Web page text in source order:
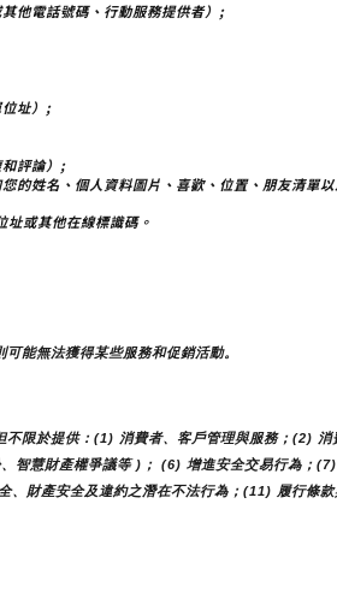
他電話號碼、行動服務提供者）;
位址）;
和評論）;
的姓名、個人資料圖片、喜歡、位置、朋友清
或其他在線標識碼。
能無法獲得某些服務和促銷活動。
不限於提供：(1) 消費者、客戶管理與服務；(2)
智慧財產權爭議等 )； (6) 增進安全交易行為；
、財產安全及違約之潛在不法行為；(11) 履行